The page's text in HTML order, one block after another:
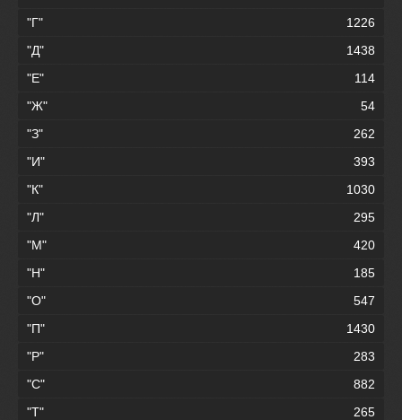
"Г"
1226
"Д"
1438
"Е"
114
"Ж"
54
"З"
262
"И"
393
"К"
1030
"Л"
295
"М"
420
"Н"
185
"О"
547
"П"
1430
"Р"
283
"С"
882
"Т"
265